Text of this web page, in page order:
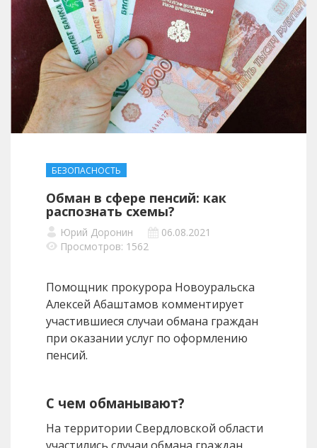
БЕЗОПАСНОСТЬ
Обман в сфере пенсий: как
распознать схемы?
Юрий Доронин
06.08.2021
Просмотров: 1562
Помощник прокурора Новоуральска
Алексей Абаштамов комментирует
участившиеся случаи обмана граждан
при оказании услуг по оформлению
пенсий.
С чем обманывают?
На территории Свердловской области